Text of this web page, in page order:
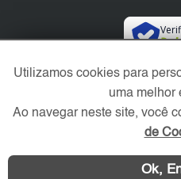
Redes
Utilizamos cookies para
uma melhor
Ao navegar neste site, você
de
Ok,